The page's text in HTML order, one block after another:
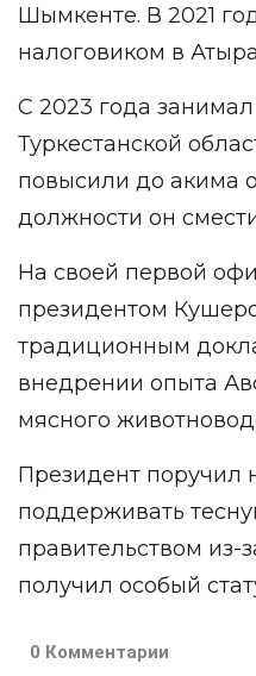
Шымкенте. В 2021
налоговиком в
С 2023 года
Туркестанской
повысили до акима
должности он
На своей первой
президентом
традиционным
внедрении опыта
мясного
Президент поручил
поддерживать
правительством из-
получил особый
0 Комментарии